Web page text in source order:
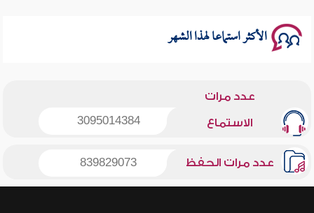
الأكثر استماعا لهذا الشهر
عدد مرات
الاستماع 3095014384
عدد مرات الحفظ 839829073